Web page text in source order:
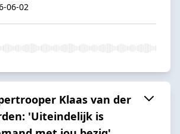
06-02
Klaas van der
'Uiteindelijk is